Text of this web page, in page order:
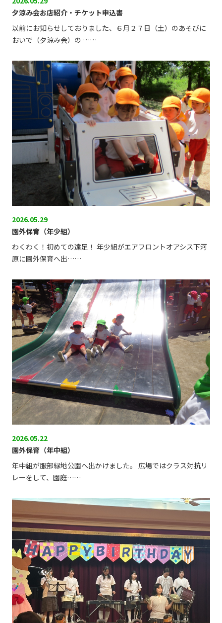
夕涼み会お店紹介・チケット申込書
以前にお知らせしておりました、６月２７日（土）のあそびに
おいで（夕涼み会）の ……
2026.05.29
園外保育（年少組）
わくわく！初めての遠足！ 年少組がエアフロントオアシス下河
原に園外保育へ出……
2026.05.22
園外保育（年中組）
年中組が服部緑地公園へ出かけました。 広場ではクラス対抗リ
レーをして、園庭……